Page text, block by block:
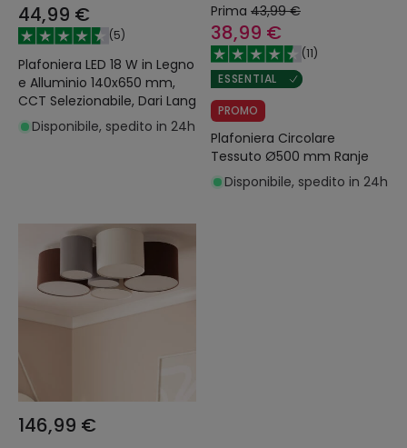
44,99 €
(5)
Plafoniera LED 18 W in Legno
e Alluminio 140x650 mm,
CCT Selezionabile, Dari Lang
Disponibile, spedito in 24h
Prima 43,99 €
38,99 €
(11)
ESSENTIAL
PROMO
Plafoniera Circolare
Tessuto Ø500 mm Ranje
Disponibile, spedito in 24h
146,99 €